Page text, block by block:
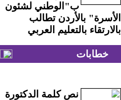
ب"الوطني لشئون
الأسرة" بالأردن تطالب
بالارتقاء بالتعليم العربي
خطابات
نص كلمة الدكتورة